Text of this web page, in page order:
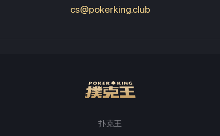
cs@pokerking.club
扑克王